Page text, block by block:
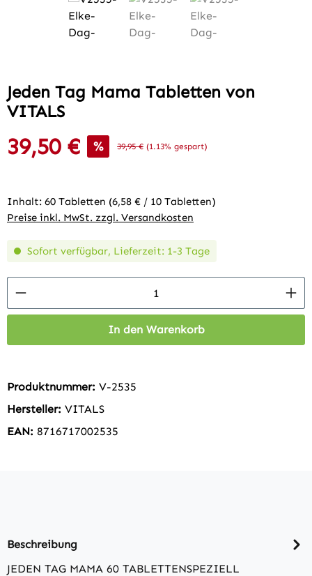
Jeden Tag Mama Tabletten von
VITALS
Verkaufspreis:
39,50 € % Regulärer Preis:
39,95 € (1.13% gespart)
Inhalt: 60 Tabletten (6,58 € / 10 Tabletten)
Preise inkl. MwSt. zzgl. Versandkosten
Sofort verfügbar, Lieferzeit: 1-3 Tage
Produkt Anzahl: Gib den gewünschten
In den Warenkorb
Produktnummer: V-2535
Hersteller: VITALS
EAN: 8716717002535
Beschreibung
JEDEN TAG MAMA 60 TABLETTENSPEZIELL